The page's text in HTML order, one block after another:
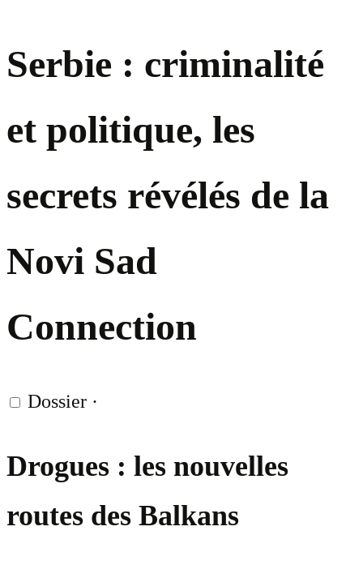
Serbie : criminalité
et politique, les
secrets révélés de la
Novi Sad
Connection
Dossier ·
Drogues : les nouvelles
routes des Balkans